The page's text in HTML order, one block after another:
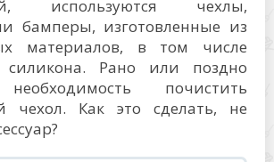
используются чехлы,
бамперы, изготовленные из
материалов, в том числе
силикона. Рано или поздно
почистить
чехол. Как это сделать, не